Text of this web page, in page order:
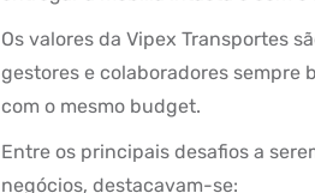
Os valores da Vipex Transportes
gestores e colaboradores sempre
com o mesmo budget.
Entre os principais desafios a
negócios, destacavam-se: